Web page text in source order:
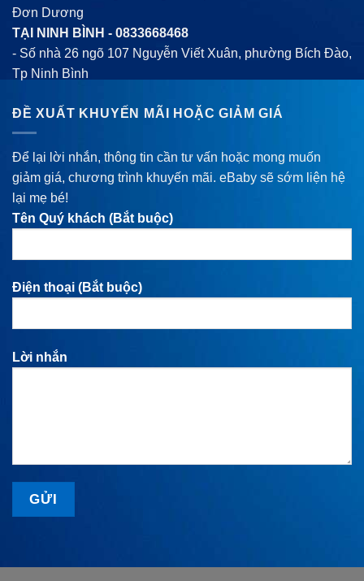
Đơn Dương
TẠI NINH BÌNH - 0833668468
- Số nhà 26 ngõ 107 Nguyễn Viết Xuân, phường Bích Đào,
Tp Ninh Bình
ĐỀ XUẤT KHUYẾN MÃI HOẶC GIẢM GIÁ
Để lại lời nhắn, thông tin cần tư vấn hoặc mong muốn
giảm giá, chương trình khuyến mãi. eBaby sẽ sớm liện hệ
lại mẹ bé!
Tên Quý khách (Bắt buộc)
Điện thoại (Bắt buộc)
Lời nhắn